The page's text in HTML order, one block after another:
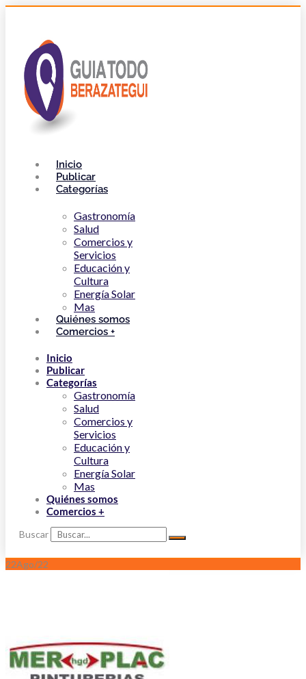
Inicio
Publicar
Categorías
Gastronomía
Salud
Comercios y
Servicios
Educación y
Cultura
Energía Solar
Mas
Quiénes somos
Comercios +
Inicio
Publicar
Categorías
Gastronomía
Salud
Comercios y
Servicios
Educación y
Cultura
Energía Solar
Mas
Quiénes somos
Comercios +
Buscar
22Ago/22